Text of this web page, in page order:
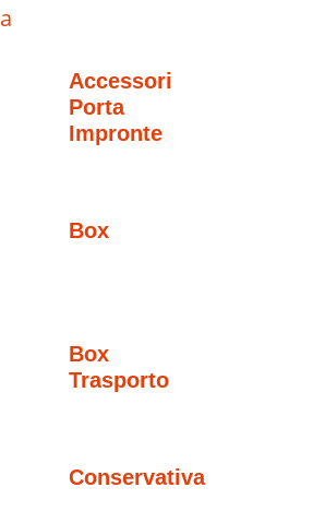
Accessori
Porta
Impronte
Box
Box
Trasporto
Conservativa